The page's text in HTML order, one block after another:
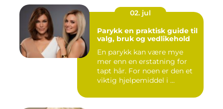
02. jul
Parykk en praktisk guide til
valg, bruk og vedlikehold
En parykk kan være mye
mer enn en erstatning for
tapt hår. For noen er den et
viktig hjelpemiddel i ...